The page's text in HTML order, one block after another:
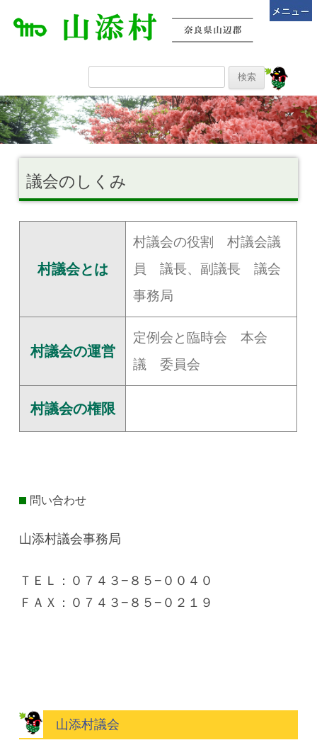
議会のしくみ
村議会とは
村議会の役割 村議会議
員 議長、副議長 議会
事務局
村議会の運営
定例会と臨時会 本会
議 委員会
村議会の権限
問い合わせ
山添村議会事務局
ＴＥＬ：０７４３−８５−００４０
ＦＡＸ：０７４３−８５−０２１９
山添村議会